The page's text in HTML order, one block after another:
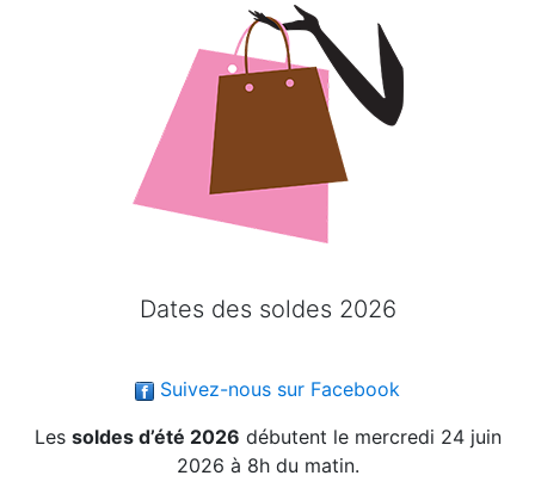
Dates des soldes 2026
Suivez-nous sur Facebook
Les soldes d’été 2026 débutent le mercredi 24 juin
2026 à 8h du matin.